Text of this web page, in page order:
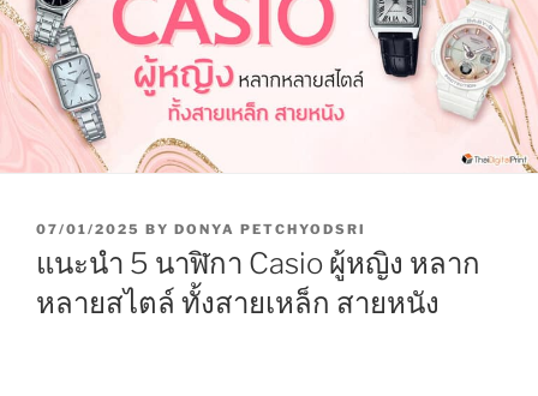
P
S
T
E
07/01/2025 BY DONYA PETCHYODSRI
แนะนำ 5 นาฬิกา Casio ผู้หญิง หลาก
หลายสไตล์ ทั้งสายเหล็ก สายหนัง